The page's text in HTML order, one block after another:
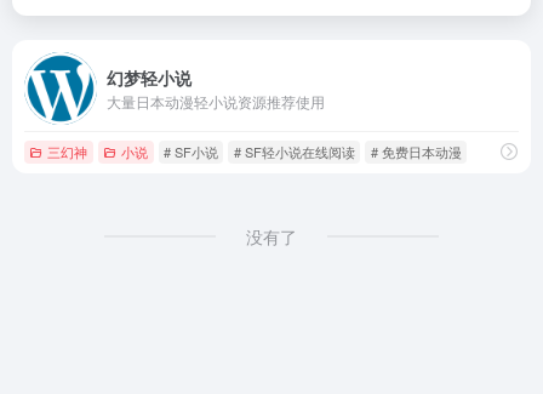
幻梦轻小说
大量日本动漫轻小说资源推荐使用
三幻神 小说 # SF小说 # SF轻小说在线阅读 # 免费日本动漫
没有了